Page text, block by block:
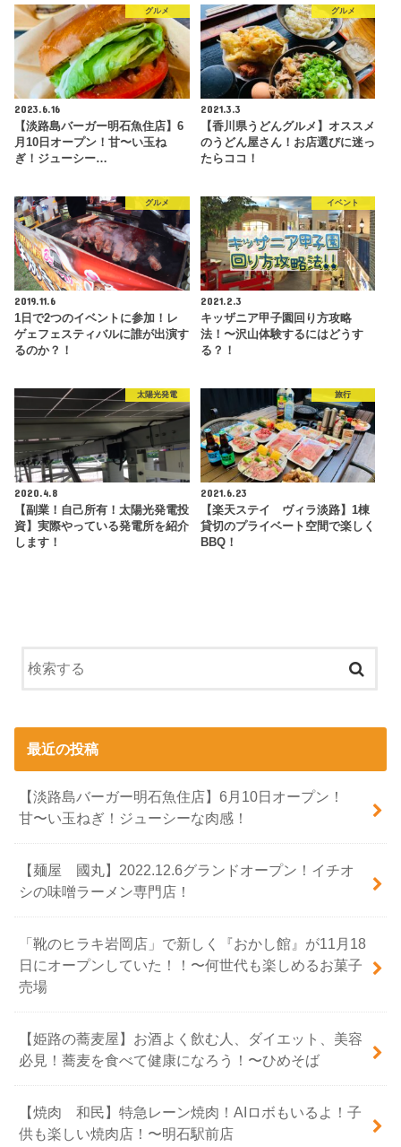
グルメ
2023.6.16
【淡路島バーガー明石魚住店】6
月10日オープン！甘〜い玉ね
ぎ！ジューシー…
グルメ
2021.3.3
【香川県うどんグルメ】オススメ
のうどん屋さん！お店選びに迷っ
たらココ！
グルメ
2019.11.6
1日で2つのイベントに参加！レ
ゲェフェスティバルに誰が出演す
るのか？！
イベント
2021.2.3
キッザニア甲子園回り方攻略
法！〜沢山体験するにはどうす
る？！
太陽光発電
2020.4.8
【副業！自己所有！太陽光発電投
資】実際やっている発電所を紹介
します！
旅行
2021.6.23
【楽天ステイ ヴィラ淡路】1棟
貸切のプライベート空間で楽しく
BBQ！
最近の投稿
【淡路島バーガー明石魚住店】6月10日オープン！
甘〜い玉ねぎ！ジューシーな肉感！
【麺屋 國丸】2022.12.6グランドオープン！イチオ
シの味噌ラーメン専門店！
「靴のヒラキ岩岡店」で新しく『おかし館』が11月18
日にオープンしていた！！〜何世代も楽しめるお菓子
売場
【姫路の蕎麦屋】お酒よく飲む人、ダイエット、美容
必見！蕎麦を食べて健康になろう！〜ひめそば
【焼肉 和民】特急レーン焼肉！AIロボもいるよ！子
供も楽しい焼肉店！〜明石駅前店